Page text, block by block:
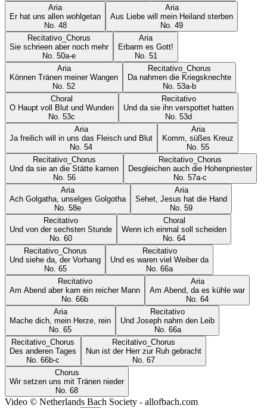
Aria
Er hat uns allen wohlgetan
No. 48
Aria
Aus Liebe will mein Heiland sterben
No. 49
Recitativo_Chorus
Sie schrieen aber noch mehr
No. 50a-e
Aria
Erbarm es Gott!
No. 51
Aria
Können Tränen meiner Wangen
No. 52
Recitativo_Chorus
Da nahmen die Kriegsknechte
No. 53a-b
Choral
O Haupt voll Blut und Wunden
No. 53c
Recitativo
Und da sie ihn verspottet hatten
No. 53d
Aria
Ja freilich will in uns das Fleisch und Blut
No. 54
Aria
Komm, süßes Kreuz
No. 55
Recitativo_Chorus
Und da sie an die Stätte kamen
No. 56
Recitativo_Chorus
Desgleichen auch die Hohenpriester
No. 57a-c
Aria
Ach Golgatha, unselges Golgotha
No. 58e
Aria
Sehet, Jesus hat die Hand
No. 59
Recitativo
Und von der sechsten Stunde
No. 60
Choral
Wenn ich einmal soll scheiden
No. 64
Recitativo_Chorus
Und siehe da, der Vorhang
No. 65
Recitativo
Und es waren viel Weiber da
No. 66a
Recitativo
Am Abend aber kam ein reicher Mann
No. 66b
Aria
Am Abend, da es kühle war
No. 64
Aria
Mache dich, mein Herze, rein
No. 65
Recitativo
Und Joseph nahm den Leib
No. 66a
Recitativo_Chorus
Des anderen Tages
No. 66b-c
Recitativo_Chorus
Nun ist der Herr zur Ruh gebracht
No. 67
Chorus
Wir setzen uns mit Tränen nieder
No. 68
Video © Netherlands Bach Society - allofbach.com